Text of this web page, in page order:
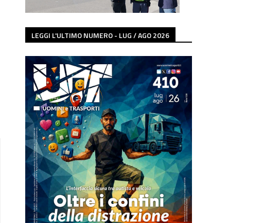
LEGGI L'ULTIMO NUMERO - LUG / AGO 2026